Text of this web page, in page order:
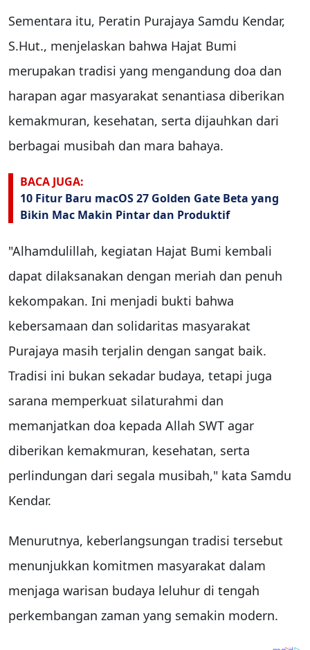
Sementara itu, Peratin Purajaya Samdu Kendar,
S.Hut., menjelaskan bahwa Hajat Bumi
merupakan tradisi yang mengandung doa dan
harapan agar masyarakat senantiasa diberikan
kemakmuran, kesehatan, serta dijauhkan dari
berbagai musibah dan mara bahaya.
BACA JUGA:
10 Fitur Baru macOS 27 Golden Gate Beta yang
Bikin Mac Makin Pintar dan Produktif
"Alhamdulillah, kegiatan Hajat Bumi kembali
dapat dilaksanakan dengan meriah dan penuh
kekompakan. Ini menjadi bukti bahwa
kebersamaan dan solidaritas masyarakat
Purajaya masih terjalin dengan sangat baik.
Tradisi ini bukan sekadar budaya, tetapi juga
sarana memperkuat silaturahmi dan
memanjatkan doa kepada Allah SWT agar
diberikan kemakmuran, kesehatan, serta
perlindungan dari segala musibah," kata Samdu
Kendar.
Menurutnya, keberlangsungan tradisi tersebut
menunjukkan komitmen masyarakat dalam
menjaga warisan budaya leluhur di tengah
perkembangan zaman yang semakin modern.